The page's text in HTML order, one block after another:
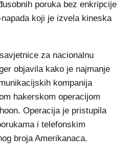
poruka bez enkripcije
koji je izvela kineska
za nacionalnu
objavila kako je najmanje
kompanija
hakerskom operacijom
Operacija je pristupila
i telefonskim
broja Amerikanaca.